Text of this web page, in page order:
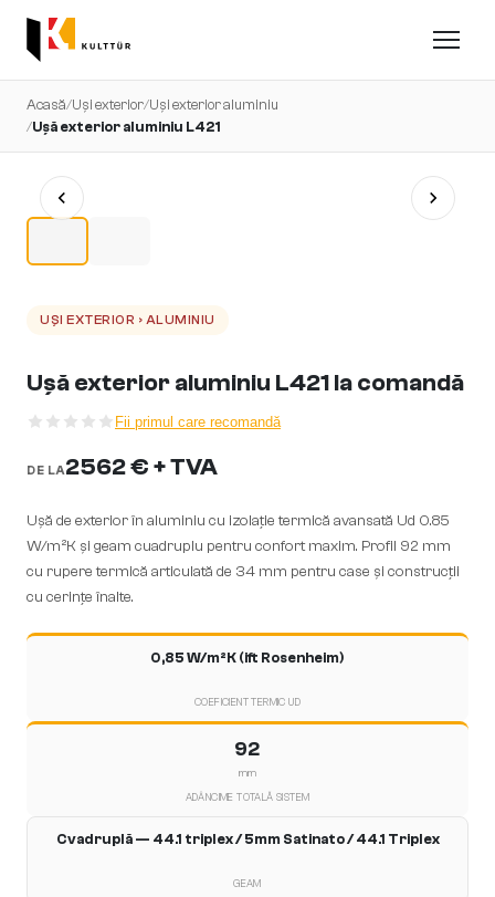
Acasă/Uși exterior/Uși exterior aluminiu
/Ușă exterior aluminiu L421
UȘI EXTERIOR › ALUMINIU
Ușă exterior aluminiu L421 la comandă
Fii primul care recomandă
DE LA2562 € + TVA
Ușă de exterior în aluminiu cu izolație termică avansată Ud 0.85
W/m²K și geam cuadruplu pentru confort maxim. Profil 92 mm
cu rupere termică articulată de 34 mm pentru case și construcții
cu cerințe înalte.
0,85 W/m²K (ift Rosenheim)
COEFICIENT TERMIC UD
92
mm
ADÂNCIME TOTALĂ SISTEM
Cvadruplă — 44.1 triplex / 5mm Satinato / 44.1 Triplex
GEAM